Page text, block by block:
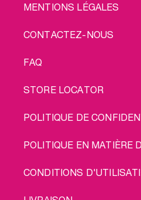
MENTIONS LÉGALES
CONTACTEZ-NOUS
FAQ
STORE LOCATOR
POLITIQUE DE
POLITIQUE EN MATIÈRE
CONDITIONS